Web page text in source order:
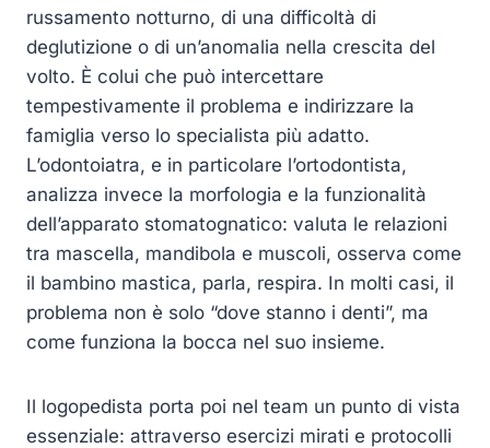
russamento notturno, di una difficoltà di
deglutizione o di un’anomalia nella crescita del
volto. È colui che può intercettare
tempestivamente il problema e indirizzare la
famiglia verso lo specialista più adatto.
L’odontoiatra, e in particolare l’ortodontista,
analizza invece la morfologia e la funzionalità
dell’apparato stomatognatico: valuta le relazioni
tra mascella, mandibola e muscoli, osserva come
il bambino mastica, parla, respira. In molti casi, il
problema non è solo “dove stanno i denti”, ma
come funziona la bocca nel suo insieme.
Il logopedista porta poi nel team un punto di vista
essenziale: attraverso esercizi mirati e protocolli